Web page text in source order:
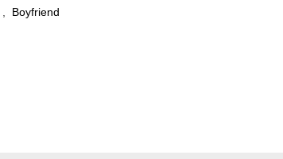
Boyfriend